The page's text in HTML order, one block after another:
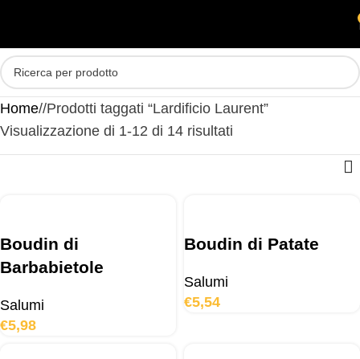
Home/ Prodotti taggati “Lardificio Laurent”
Visualizzazione di 1-12 di 14 risultati
Boudin di
Barbabietole
Salumi
€5,98
Boudin di Patate
Salumi
€5,54